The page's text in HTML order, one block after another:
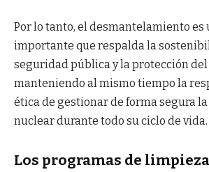
Por lo tanto, el desmantelamiento es
importante que respalda la
seguridad pública y la protección
manteniendo al mismo tiempo la
ética de gestionar de forma segura
nuclear durante todo su ciclo de vida.
Los programas de